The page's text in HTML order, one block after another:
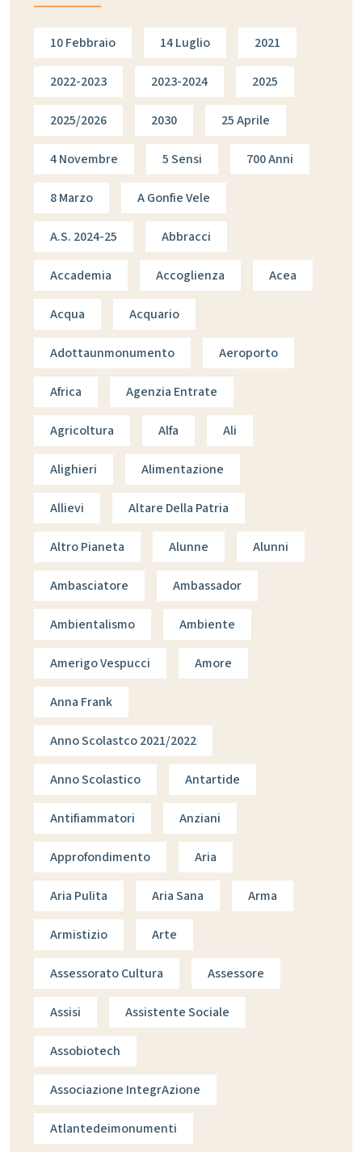
10 Febbraio 14 Luglio 2021
2022-2023 2023-2024 2025
2025/2026 2030 25 Aprile
4 Novembre 5 Sensi 700 Anni
8 Marzo A Gonfie Vele
A.s. 2024-25 Abbracci
Accademia Accoglienza Acea
Acqua Acquario
Adottaunmonumento Aeroporto
Africa Agenzia Entrate
Agricoltura Alfa Ali
Alighieri Alimentazione
Allievi Altare Della Patria
Altro Pianeta Alunne Alunni
Ambasciatore Ambassador
Ambientalismo Ambiente
Amerigo Vespucci Amore
Anna Frank
Anno Scolastco 2021/2022
Anno Scolastico Antartide
Antifiammatori Anziani
Approfondimento Aria
Aria Pulita Aria Sana Arma
Armistizio Arte
Assessorato Cultura Assessore
Assisi Assistente Sociale
Assobiotech
Associazione IntegrAzione
Atlantedeimonumenti